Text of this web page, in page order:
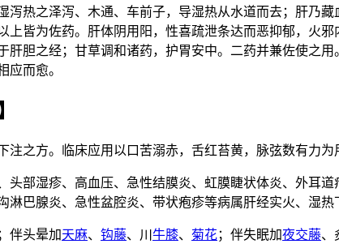
泻热之泽泻、木通、车前子，导湿热从水道而去；肝乃
上皆为佐药。肝体阴用阳，性喜疏泄条达而恶抑郁，火
肝胆之经；甘草调和诸药，护胃安中。二药并兼佐使之
应而愈。
注之方。临床应用以口苦溺赤，舌红苔黄，脉弦数有力为
头部湿疹、高血压、急性结膜炎、虹膜睫状体炎、外耳
巴腺炎、急性盆腔炎、带状疱疹等病属肝经实火、湿热
；伴头晕加天麻、 钩藤、川 牛膝、 菊花；伴失眠加夜交藤、